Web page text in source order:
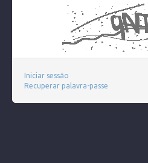
Iniciar sessão
Recuperar palavra-passe